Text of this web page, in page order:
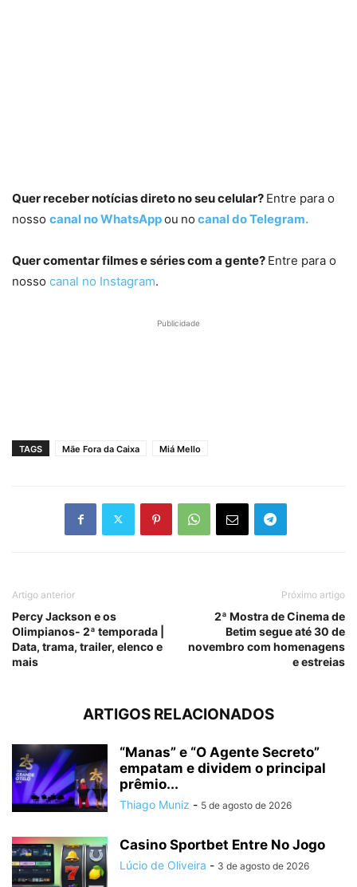
Quer receber notícias direto no seu celular? Entre para o
nosso canal no WhatsAppou no canal do Telegram.
Quer comentar filmes e séries com a gente? Entre para o
nosso canal no Instagram.
Publicidade
TAGS Mãe Fora da Caixa Miá Mello
Artigo anterior
Percy Jackson e os
Olimpianos- 2ª temporada |
Data, trama, trailer, elenco e
mais
Próximo artigo
2ª Mostra de Cinema de
Betim segue até 30 de
novembro com homenagens
e estreias
ARTIGOS RELACIONADOS
“Manas” e “O Agente Secreto”
empatam e dividem o principal
prêmio...
Thiago Muniz - 5 de agosto de 2026
Casino Sportbet Entre No Jogo
Lúcio de Oliveira - 3 de agosto de 2026